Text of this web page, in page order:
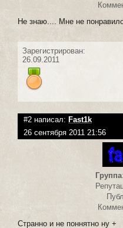
Не знаю.... Мне не
Зарегистрирован:
26.09.2011
#2 написал: Fast1k
26 сентября 2011 21:56
Группа:
Странно и не поннятно ну +